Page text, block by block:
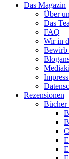
Das Magazin
Über
Das
FAQ
Wir in
Bewirb
Rezensionen
Bücher